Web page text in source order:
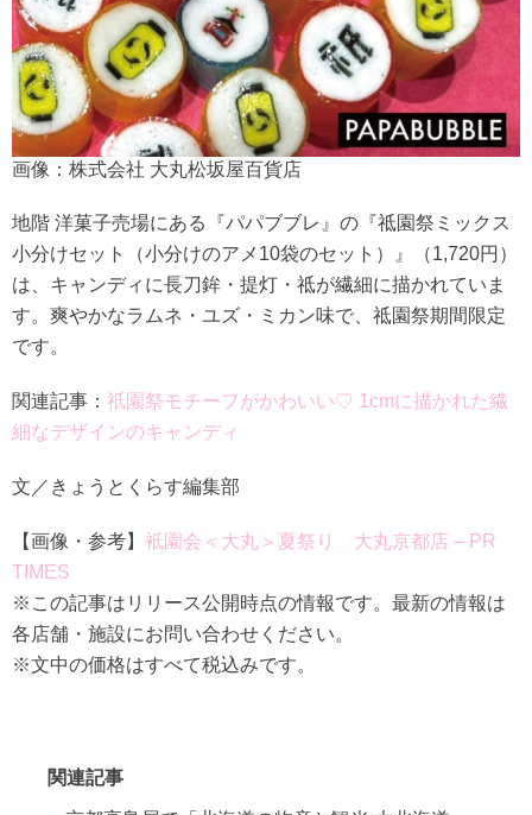
画像：株式会社 大丸松坂屋百貨店
地階 洋菓子売場にある『パパブブレ』の『祗園祭ミックス
小分けセット（小分けのアメ10袋のセット）』（1,720円）
は、キャンディに長刀鉾・提灯・祗が繊細に描かれていま
す。爽やかなラムネ・ユズ・ミカン味で、祗園祭期間限定
です。
関連記事： 祇園祭モチーフがかわいい♡ 1cmに描かれた繊
細なデザインのキャンディ
文／きょうとくらす編集部
【画像・参考】 衹園会＜大丸＞夏祭り 大丸京都店 – PR
TIMES
※この記事はリリース公開時点の情報です。最新の情報は
各店舗・施設にお問い合わせください。
※文中の価格はすべて税込みです。
関連記事